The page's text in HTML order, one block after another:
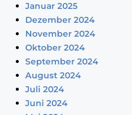
Januar 2025
Dezember 2024
November 2024
Oktober 2024
September 2024
August 2024
Juli 2024
Juni 2024